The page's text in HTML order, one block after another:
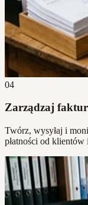
04
Zarządzaj
Twórz, wysyłaj i
płatności od klientów